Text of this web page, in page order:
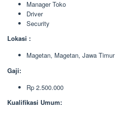
Manager Toko
Driver
Security
Lokasi :
Magetan, Magetan, Jawa Timur
Gaji:
Rp 2.500.000
Kualifikasi Umum: